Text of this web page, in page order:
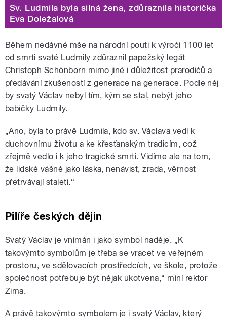
Sv. Ludmila byla silná žena, zdůraznila historička
Eva Doležalová
Během nedávné mše na národní pouti k výročí 1100 let
od smrti svaté Ludmily zdůraznil papežský legát
Christoph Schönborn mimo jiné i důležitost prarodičů a
předávání zkušeností z generace na generace. Podle něj
by svatý Václav nebyl tím, kým se stal, nebýt jeho
babičky Ludmily.
„Ano, byla to právě Ludmila, kdo sv. Václava vedl k
duchovnímu životu a ke křesťanským tradicím, což
zřejmě vedlo i k jeho tragické smrti. Vidíme ale na tom,
že lidské vášně jako láska, nenávist, zrada, věrnost
přetrvávají staletí.“
Pilíře českých dějin
Svatý Václav je vnímán i jako symbol naděje. „K
takovýmto symbolům je třeba se vracet ve veřejném
prostoru, ve sdělovacích prostředcích, ve škole, protože
společnost potřebuje být nějak ukotvena,“ míní rektor
Zima.
A právě takovýmto symbolem je i svatý Václav, který